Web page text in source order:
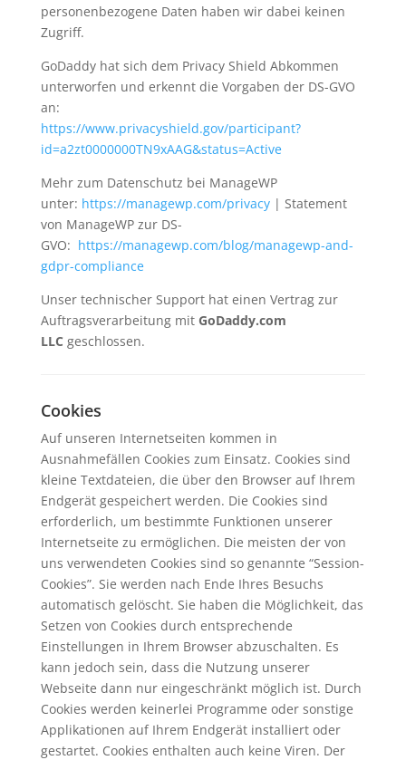
personenbezogene Daten haben wir dabei keinen
Zugriff.
GoDaddy hat sich dem Privacy Shield Abkommen
unterworfen und erkennt die Vorgaben der DS-GVO
an:
https://www.privacyshield.gov/participant?
id=a2zt0000000TN9xAAG&status=Active
Mehr zum Datenschutz bei ManageWP
unter: https://managewp.com/privacy | Statement
von ManageWP zur DS-
GVO: https://managewp.com/blog/managewp-and-
gdpr-compliance
Unser technischer Support hat einen Vertrag zur
Auftragsverarbeitung mit GoDaddy.com
LLC geschlossen.
Cookies
Auf unseren Internetseiten kommen in
Ausnahmefällen Cookies zum Einsatz. Cookies sind
kleine Textdateien, die über den Browser auf Ihrem
Endgerät gespeichert werden. Die Cookies sind
erforderlich, um bestimmte Funktionen unserer
Internetseite zu ermöglichen. Die meisten der von
uns verwendeten Cookies sind so genannte “Session-
Cookies”. Sie werden nach Ende Ihres Besuchs
automatisch gelöscht. Sie haben die Möglichkeit, das
Setzen von Cookies durch entsprechende
Einstellungen in Ihrem Browser abzuschalten. Es
kann jedoch sein, dass die Nutzung unserer
Webseite dann nur eingeschränkt möglich ist. Durch
Cookies werden keinerlei Programme oder sonstige
Applikationen auf Ihrem Endgerät installiert oder
gestartet. Cookies enthalten auch keine Viren. Der